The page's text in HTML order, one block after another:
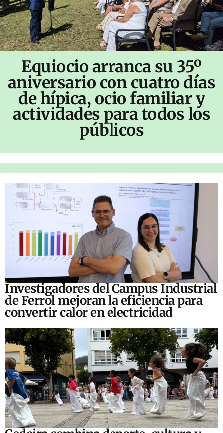
Equiocio arranca su 35º
aniversario con cuatro días
de hípica, ocio familiar y
actividades para todos los
públicos
Investigadores del Campus Industrial
de Ferrol mejoran la eficiencia para
convertir calor en electricidad